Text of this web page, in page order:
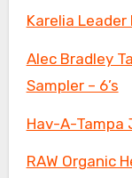
Karelia Leader
Alec Bradley
Sampler – 6’s
Hav-A-Tampa
RAW Organic